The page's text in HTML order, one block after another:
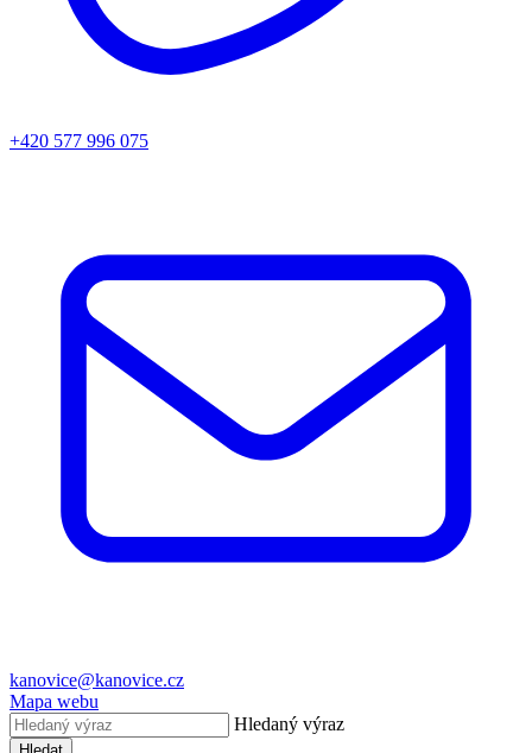
+420 577 996 075
kanovice@kanovice.cz
Mapa webu
Hledaný výraz